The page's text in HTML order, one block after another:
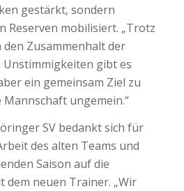
gestärkt, sondern
Reserven mobilisiert. „Trotz
Zusammenhalt der
gibt es
ein gemeinsam Ziel zu
ungemein.“
SV bedankt sich für
des alten Teams und
Saison auf die
dem neuen Trainer. „Wir